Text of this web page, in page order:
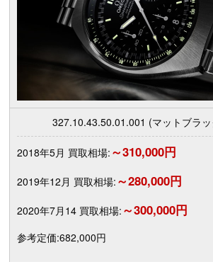
327.10.43.50.01.001 (マットブラ
2018年5月 買取相場: ～310,000円
2019年12月 買取相場: ～280,000円
2020年7月14 買取相場: ～300,000円
参考定価:682,000円